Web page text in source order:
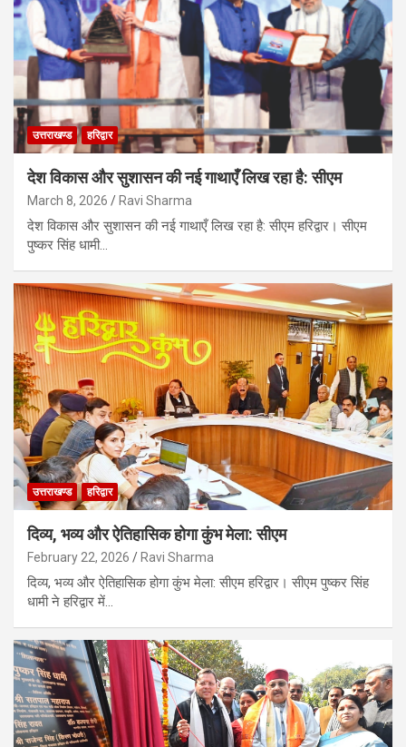
उत्तराखण्ड हरिद्वार
देश विकास और सुशासन की नई गाथाएँ लिख रहा है: सीएम
March 8, 2026 Ravi Sharma
देश विकास और सुशासन की नई गाथाएँ लिख रहा है: सीएम हरिद्वार। सीएम
पुष्कर सिंह धामी…
उत्तराखण्ड हरिद्वार
दिव्य, भव्य और ऐतिहासिक होगा कुंभ मेला: सीएम
February 22, 2026 Ravi Sharma
दिव्य, भव्य और ऐतिहासिक होगा कुंभ मेला: सीएम हरिद्वार। सीएम पुष्कर सिंह
धामी ने हरिद्वार में…